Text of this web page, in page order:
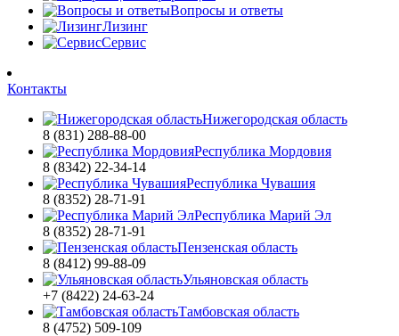
Вопросы и ответы
Лизинг
Сервис
Контакты
Нижегородская область
8 (831) 288-88-00
Республика Мордовия
8 (8342) 22-34-14
Республика Чувашия
8 (8352) 28-71-91
Республика Марий Эл
8 (8352) 28-71-91
Пензенская область
8 (8412) 99-88-09
Ульяновская область
+7 (8422) 24-63-24
Тамбовская область
8 (4752) 509-109